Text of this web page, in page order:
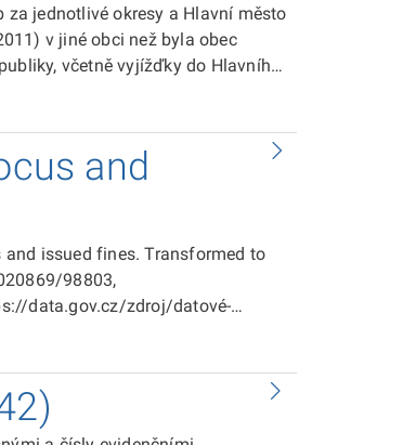
jednotlivé okresy a Hlavní město
v jiné obci než byla obec
and
issued fines. Transformed to
98803,
data.gov.cz/zdroj/datové-